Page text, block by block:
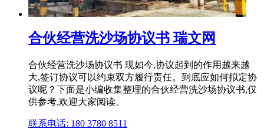
合伙经营洗沙场协议书 瑞文网
合伙经营洗沙场协议书 现如今,协议起到的作用越来越
大,签订协议可以约束双方履行责任。到底应如何拟定协
议呢？下面是小编收集整理的合伙经营洗沙场协议书,仅
供参考,欢迎大家阅读。
联系电话: 180 3780 8511